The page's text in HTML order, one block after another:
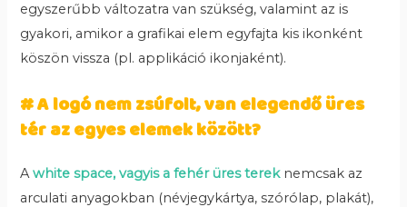
egyszerűbb változatra van szükség, valamint az is
gyakori, amikor a grafikai elem egyfajta kis ikonként
köszön vissza (pl. applikáció ikonjaként).
# A logó nem zsúfolt, van elegendő üres
tér az egyes elemek között?
Awhite space, vagyis a fehér üres tereknemcsak az
arculati anyagokban (névjegykártya, szórólap, plakát),